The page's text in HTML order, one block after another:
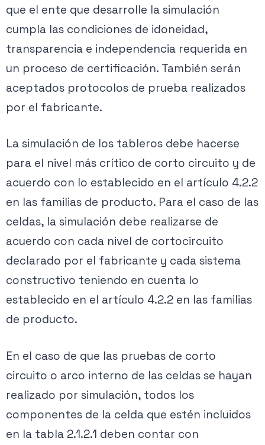
que el ente que desarrolle la simulación
cumpla las condiciones de idoneidad,
transparencia e independencia requerida en
un proceso de certificación. También serán
aceptados protocolos de prueba realizados
por el fabricante.
La simulación de los tableros debe hacerse
para el nivel más crítico de corto circuito y de
acuerdo con lo establecido en el artículo 4.2.2
en las familias de producto. Para el caso de las
celdas, la simulación debe realizarse de
acuerdo con cada nivel de cortocircuito
declarado por el fabricante y cada sistema
constructivo teniendo en cuenta lo
establecido en el artículo 4.2.2 en las familias
de producto.
En el caso de que las pruebas de corto
circuito o arco interno de las celdas se hayan
realizado por simulación, todos los
componentes de la celda que estén incluidos
en la tabla 2.1.2.1 deben contar con